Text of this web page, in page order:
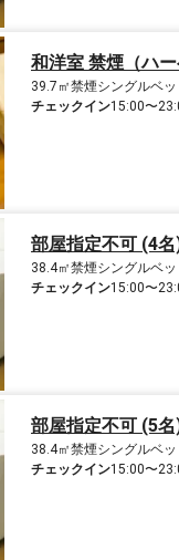
和洋室 禁煙（ハー
39.7㎡禁煙
チェックイン15:00〜
部屋指定不可 (4
38.4㎡禁煙
チェックイン15:00〜
部屋指定不可 (5
38.4㎡禁煙
チェックイン15:00〜